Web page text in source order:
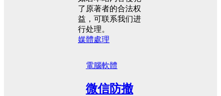
了原著者的合法权
益，可联系我们进
行处理。
媒體處理
電腦軟體
微信防撤